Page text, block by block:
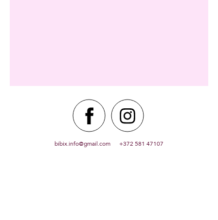
bibix.info@gmail.com +372 581 47107